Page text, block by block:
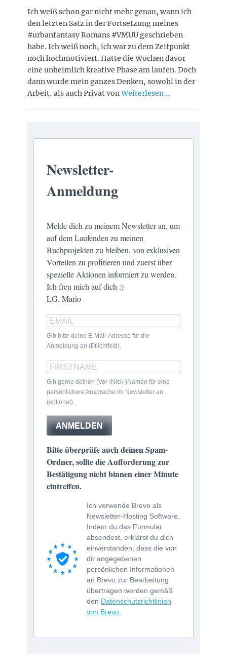
Ich weiß schon gar nicht mehr genau, wann ich
den letzten Satz in der Fortsetzung meines
#urbanfantasy Romans #VMUU geschrieben
habe. Ich weiß noch, ich war zu dem Zeitpunkt
noch hochmotiviert. Hatte die Wochen davor
eine unheimlich kreative Phase am laufen. Doch
dann wurde mein ganzes Denken, sowohl in der
Arbeit, als auch Privat vonWeiterlesen …
Newsletter-
Anmeldung
Melde dich zu meinem Newsletter an, um
auf dem Laufenden zu meinen
Buchprojekten zu bleiben, von exklusiven
Vorteilen zu profitieren und zuerst über
spezielle Aktionen informiert zu werden.
Ich freu mich auf dich :)
LG, Mario
Gib bitte deine E-Mail-Adresse für die
Anmeldung an (Pflichtfeld).
Gib gerne deinen (Vor-/Nick-)Namen für eine
persönlichere Ansprache im Newsletter an
(optional).
ANMELDEN
Bitte überprüfe auch deinen Spam-
Ordner, sollte die Aufforderung zur
Bestätigung nicht binnen einer Minute
eintreffen.
Ich verwende Brevo als
Newsletter-Hosting Software.
Indem du das Formular
absendest, erklärst du dich
einverstanden, dass die von
dir angegebenen
persönlichen Informationen
an Brevo zur Bearbeitung
übertragen werden gemäß
den Datenschutzrichtlinien
von Brevo.